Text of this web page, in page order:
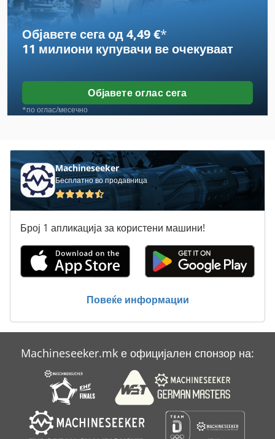
Gannomat
Ganomat
Hombak
Mebor
Olimpic
Rovema
Tbm
Балансирана Скала
Боја Кабина
Дрво Пакување
Област
Приклучна Машина
Собир Машина
Објавете сега од 4,49 €*
11 милиони купувачи ве очекуваат
Објавете оглас сега
*по оглас/месечно
Machineseeker
Бесплатно во продавница
Број 1 апликација за користени машини!
Повеќе информации
Machineseeker.mk е официјален спонзор на: